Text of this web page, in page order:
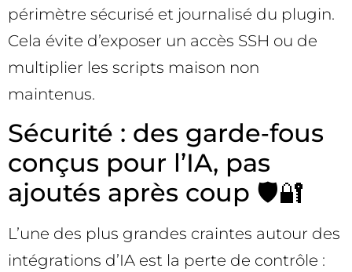
périmètre sécurisé et journalisé du plugin.
Cela évite d’exposer un accès SSH ou de
multiplier les scripts maison non
maintenus.
Sécurité : des garde‑fous
conçus pour l’IA, pas
ajoutés après coup 🛡️🔐
L’une des plus grandes craintes autour des
intégrations d’IA est la perte de contrôle :